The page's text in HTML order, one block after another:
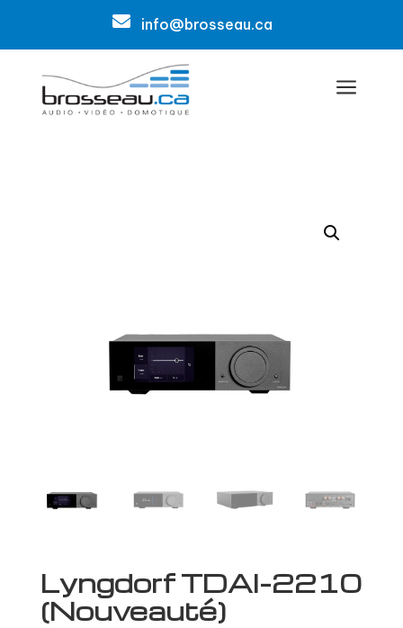
 info@brosseau.ca
a
Lyngdorf TDAI-2210
(Nouveauté)